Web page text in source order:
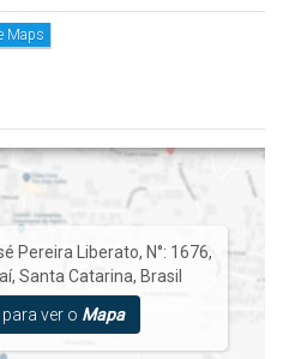
Maps
Pereira Liberato, N°: 1676,
, Santa Catarina, Brasil
ver o Mapa